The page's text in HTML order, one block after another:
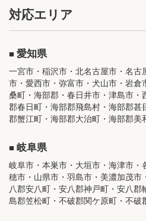
対応エリア
愛知県
一宮市・稲沢市・北名古屋市・名古
市・愛西市・弥富市・犬山市・岩倉
桑町・海部郡・春日井市・津島市・
郡春日町・海部郡飛島村・海部郡甚
郡蟹江町・海部郡大治町・海部郡美
岐阜県
岐阜市・本巣市・大垣市・海津市・
穂市・山県市・羽島市・美濃加茂市
八郡安八町・安八郡神戸町・安八郡
島郡笠松町・不破郡関ケ原町・不破